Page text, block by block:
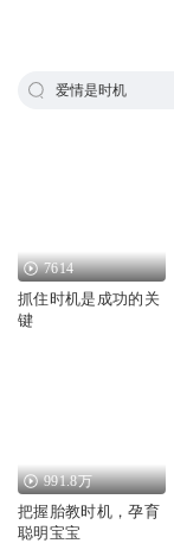
爱情是时机
7614
抓住时机是成功的关
键
991.8万
把握胎教时机，孕育
聪明宝宝